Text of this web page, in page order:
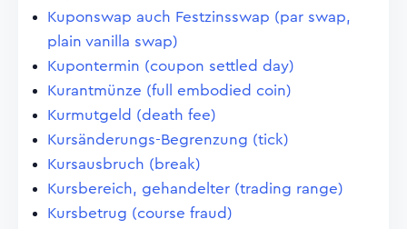
Kuponswap auch Festzinsswap (par swap,
plain vanilla swap)
Kupontermin (coupon settled day)
Kurantmünze (full embodied coin)
Kurmutgeld (death fee)
Kursänderungs-Begrenzung (tick)
Kursausbruch (break)
Kursbereich, gehandelter (trading range)
Kursbetrug (course fraud)